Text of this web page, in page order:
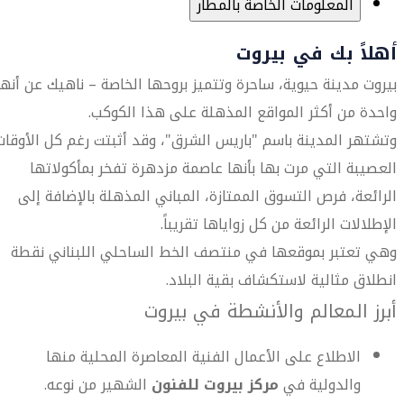
أهلاً بك في بيروت
بيروت مدينة حيوية، ساحرة وتتميز بروحها الخاصة – ناهيك عن
واحدة من أكثر المواقع المذهلة على هذا الكوكب.
وتشتهر المدينة باسم "باريس الشرق"، وقد أثبتت رغم كل
العصيبة التي مرت بها بأنها عاصمة مزدهرة تفخر بمأكولاتها
الرائعة، فرص التسوق الممتازة، المباني المذهلة بالإضافة إلى
الإطلالات الرائعة من كل زواياها تقريباً.
وهي تعتبر بموقعها في منتصف الخط الساحلي اللبناني نقطة
انطلاق مثالية لاستكشاف بقية البلاد.
أبرز المعالم والأنشطة في بيروت
الاطلاع على الأعمال الفنية المعاصرة المحلية منها
والدولية فيمركز بيروت للفنون الشهير من نوعه.